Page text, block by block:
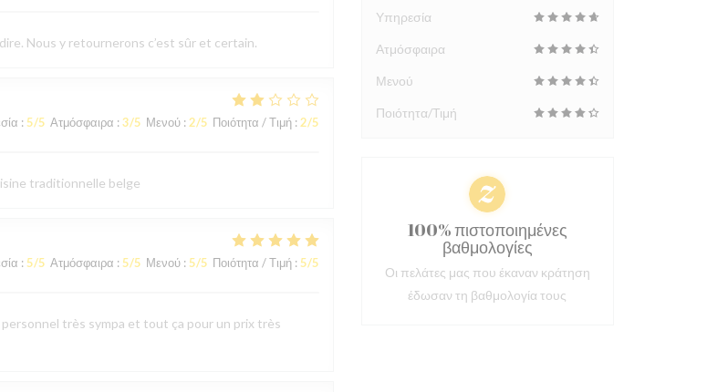
Nous y retournerons c’est sûr et certain.
: 5/5 Ατμόσφαιρα : 3/5 Μενού: 2/5 Ποιότητα / Τιμή: 2/5
traditionnelle belge
: 5/5 Ατμόσφαιρα : 5/5 Μενού: 5/5 Ποιότητα / Τιμή: 5/5
très sympa et tout ça pour un prix très
Υπηρεσία
Ατμόσφαιρα
Μενού
Ποιότητα/Τιμή
100% πιστοποιημένες
βαθμολογίες
Οι πελάτες μας που έκαναν κράτηση
έδωσαν τη βαθμολογία τους